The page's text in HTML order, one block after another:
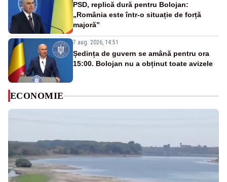
PSD, replică dură pentru Bolojan:
„România este într-o situație de forță
majoră”
7 aug. 2026, 14:51
Ședința de guvern se amână pentru ora
15:00. Bolojan nu a obținut toate avizele
ECONOMIE